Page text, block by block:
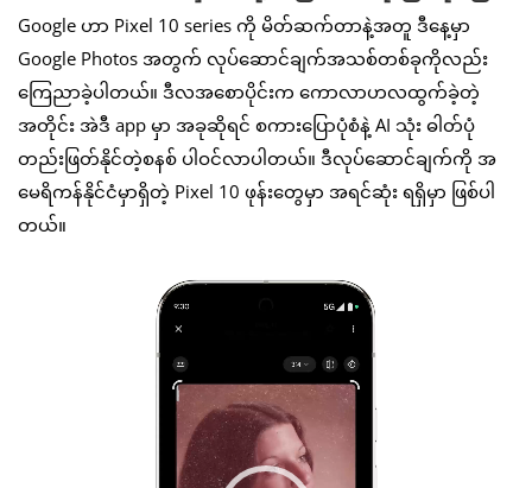
Google ဟာ Pixel 10 series ကို မိတ်ဆက်တာနဲ့အတူ ဒီနေ့မှာ
Google Photos အတွက် လုပ်ဆောင်ချက်အသစ်တစ်ခုကိုလည်း
ကြေညာခဲ့ပါတယ်။ ဒီလအစောပိုင်းက ကောလာဟလထွက်ခဲ့တဲ့
အတိုင်း အဲဒီ app မှာ အခုဆိုရင် စကားပြောပုံစံနဲ့ AI သုံး ဓါတ်ပုံ
တည်းဖြတ်နိုင်တဲ့စနစ် ပါဝင်လာပါတယ်။ ဒီလုပ်ဆောင်ချက်ကို အ
မေရိကန်နိုင်ငံမှာရှိတဲ့ Pixel 10 ဖုန်းတွေမှာ အရင်ဆုံး ရရှိမှာ ဖြစ်ပါ
တယ်။